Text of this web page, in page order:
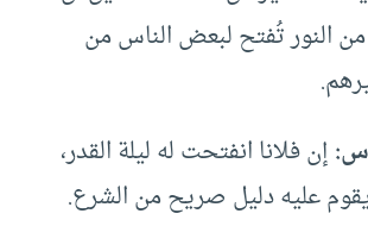
من النور تُفتح لبعض الناس من
إن فلانا انفتحت له ليلة القدر،
عليه دليل صريح من الشرع.